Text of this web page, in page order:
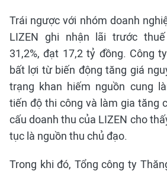
Trái ngược với nhóm doanh
LIZEN ghi nhận lãi trước
31,2%, đạt 17,2 tỷ đồng. Công
bất lợi từ biến động tăng giá
trạng khan hiếm nguồn cung
tiến độ thi công và làm gia tăng
cấu doanh thu của LIZEN cho
tục là nguồn thu chủ đạo.
Trong khi đó, Tổng công ty